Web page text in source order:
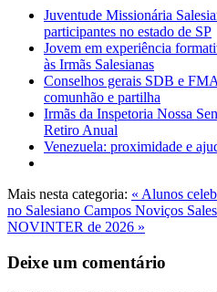
Juventude Missionária
participantes no estado de SP
Jovem em experiência
às Irmãs Salesianas
Conselhos gerais SDB e
comunhão e partilha
Irmãs da Inspetoria Nossa
Retiro Anual
Venezuela: proximidade e
Mais nesta categoria: « Alunos
no Salesiano Campos Noviços
NOVINTER de 2026 »
Deixe um comentário